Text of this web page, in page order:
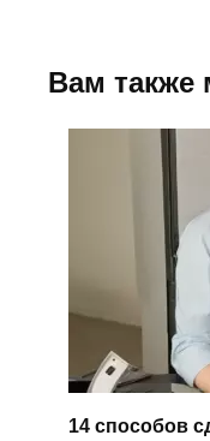
Вам также
14 способов